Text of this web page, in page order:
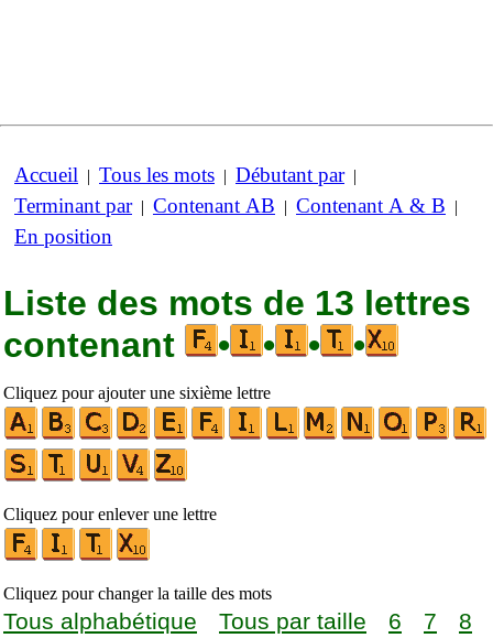
Accueil | Tous les mots | Débutant par|
Terminant par| Contenant AB | Contenant A & B |
En position
Liste des mots de 13 lettres
contenant
• • • •
Cliquez pour ajouter une sixième lettre
Cliquez pour enlever une lettre
Cliquez pour changer la taille des mots
Tous alphabétique Tous par taille 6 7
8